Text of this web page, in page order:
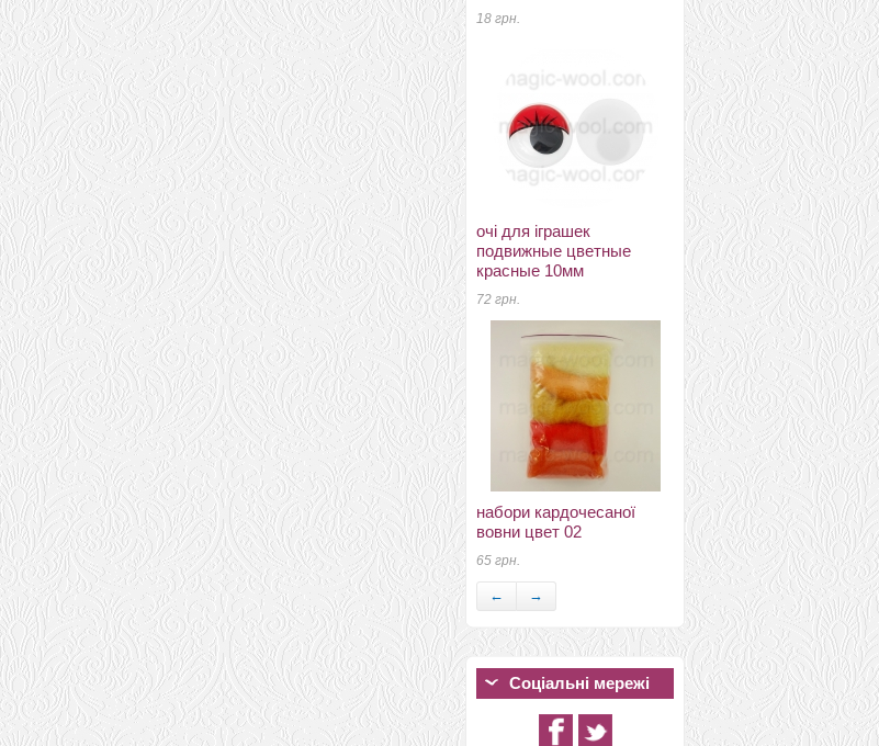
18 грн.
очі для іграшек
подвижные цветные
красные 10мм
72 грн.
набори кардочесаної
вовни цвет 02
65 грн.
меринос 18мкм
110 грн.
натуральний 100% шовк
шелк понже 10мм белый
140см
76 грн.
← →
Соціальні мережі